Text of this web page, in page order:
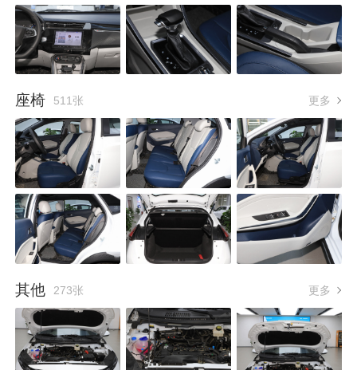
座椅 511张 更多
其他 273张 更多